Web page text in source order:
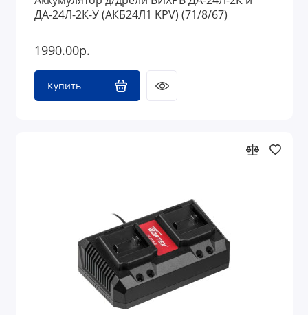
ДА-24Л-2К-У (АКБ24Л1 KPV) (71/8/67)
1990.00р.
Купить